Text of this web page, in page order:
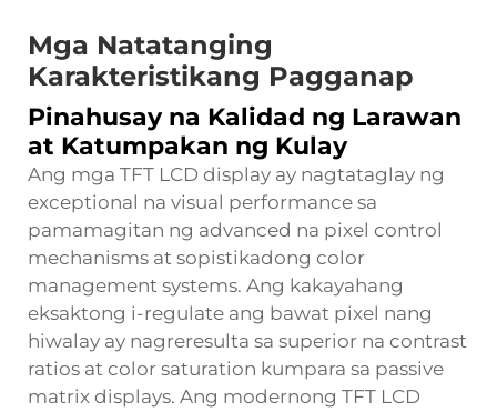
Mga Natatanging
Karakteristikang Pagganap
Pinahusay na Kalidad ng Larawan
at Katumpakan ng Kulay
Ang mga TFT LCD display ay nagtataglay ng
exceptional na visual performance sa
pamamagitan ng advanced na pixel control
mechanisms at sopistikadong color
management systems. Ang kakayahang
eksaktong i-regulate ang bawat pixel nang
hiwalay ay nagreresulta sa superior na contrast
ratios at color saturation kumpara sa passive
matrix displays. Ang modernong TFT LCD